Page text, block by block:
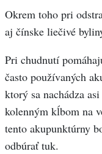
Okrem toho pri
aj čínske liečivé
Pri chudnutí
často používaných
ktorý sa nachádza
kolenným kĺbom na
tento akupunktúrny
odbúrať tuk.